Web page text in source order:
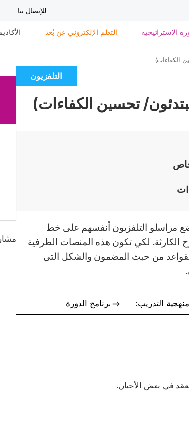
المحتوى
الرئيسي
للإتصال بنا
الاستراتيجية التعلم الإلكتروني عن بُعد
الكفاءات)
Catégorie
التلفزيون
تحسين الكفاءات)
مراسلو التلفزيون أنفسهم على خط
الكارثة. لكي تكون هذه المنصات الظرفية
من حيث المضمون والشكل التي
منهجية التدريب: برنامج الدورة
في بعض الأحيان.